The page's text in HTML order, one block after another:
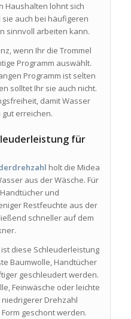
Haushalten lohnt sich
auch bei häufigeren
sinnvoll arbeiten kann.
wenn Ihr die Trommel
Programm auswählt.
Programm ist selten
solltet Ihr sie auch nicht.
damit Wasser
erreichen.
für
holt die Midea
aus der Wäsche. Für
und
Restfeuchte aus der
schneller auf dem
diese Schleuderleistung
Baumwolle, Handtücher
geschleudert werden.
Feinwäsche oder leichte
Drehzahl
geschont werden.